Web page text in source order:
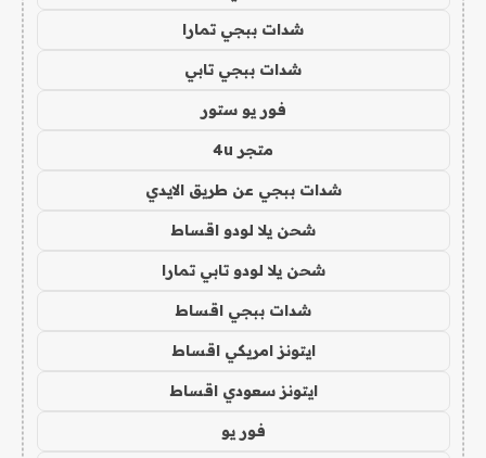
شدات ببجي تمارا
شدات ببجي تابي
فور يو ستور
متجر 4u
شدات ببجي عن طريق الايدي
شحن يلا لودو اقساط
شحن يلا لودو تابي تمارا
شدات ببجي اقساط
ايتونز امريكي اقساط
ايتونز سعودي اقساط
فور يو